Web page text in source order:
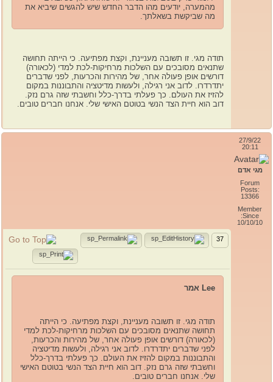
מהמערה, יודעים מהו הדבר החדש שיש להגשים שיביא את
מה שביקשת בשאלתך.
תודה מגי. זו תשובה מעניינת, וקצת מפתיעה. כי הייתה תחושה
שתנאים מסובכים עם השלכות מרחיקות-לכת למדי (לכאורה)
דורשים אופן פעולה אחר, של מהירות והכרעות, לפני שדברים
יתדרדרו. לדוב אני רגילה, ולעשות מדיטציה והתבוננות במקום
להזיז את העולם. כך פעלתי בדרך-כלל וחשבתי שזה גרם נזק.
דוב הוא חיית הצד הנשי בטוטם האישי שלי. אנחנו חברים טובים.
27/9/22
20:11
מגי אדם
Forum
Posts:
13366
Member
Since:
10/10/10
37
Lee אמר
תודה מגי. זו תשובה מעניינת, וקצת מפתיעה. כי הייתה
תחושה שתנאים מסובכים עם השלכות מרחיקות-לכת למדי
(לכאורה) דורשים אופן פעולה אחר, של מהירות והכרעות,
לפני שדברים יתדרדרו. לדוב אני רגילה, ולעשות מדיטציה
והתבוננות במקום להזיז את העולם. כך פעלתי בדרך-כלל
וחשבתי שזה גרם נזק. דוב הוא חיית הצד הנשי בטוטם האישי
שלי. אנחנו חברים טובים.